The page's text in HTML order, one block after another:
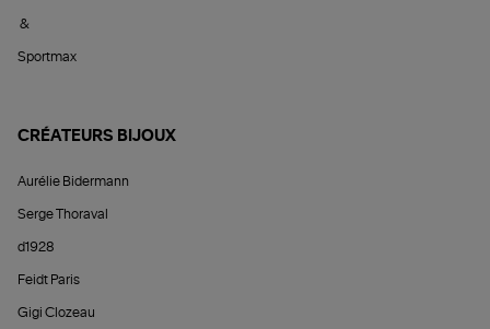
&
Sportmax
CRÉATEURS BIJOUX
Aurélie Bidermann
Serge Thoraval
d1928
Feidt Paris
Gigi Clozeau